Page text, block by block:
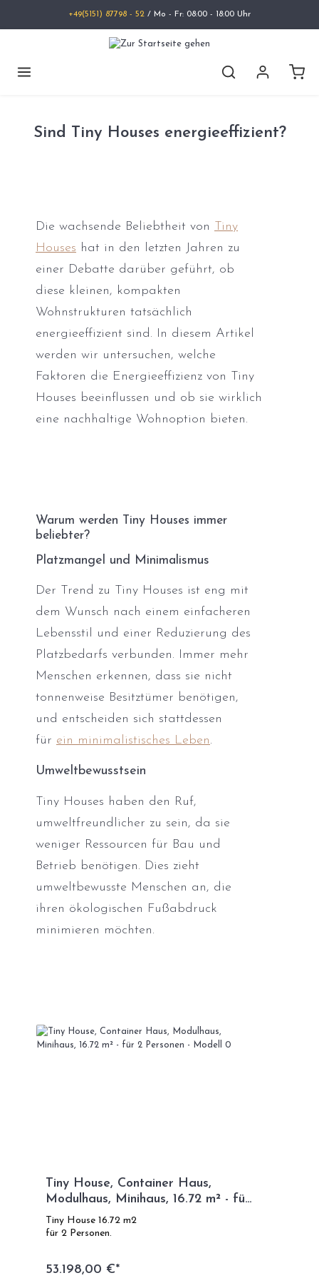
+49(5151) 87798 - 52 / Mo - Fr: 08:00 - 18:00 Uhr
Sind Tiny Houses energieeffizient?
Die wachsende Beliebtheit von Tiny
Houses hat in den letzten Jahren zu
einer Debatte darüber geführt, ob
diese kleinen, kompakten
Wohnstrukturen tatsächlich
energieeffizient sind. In diesem Artikel
werden wir untersuchen, welche
Faktoren die Energieeffizienz von Tiny
Houses beeinflussen und ob sie wirklich
eine nachhaltige Wohnoption bieten.
Warum werden Tiny Houses immer
beliebter?
Platzmangel und Minimalismus
Der Trend zu Tiny Houses ist eng mit
dem Wunsch nach einem einfacheren
Lebensstil und einer Reduzierung des
Platzbedarfs verbunden. Immer mehr
Menschen erkennen, dass sie nicht
tonnenweise Besitztümer benötigen,
und entscheiden sich stattdessen
für ein minimalistisches Leben.
Umweltbewusstsein
Tiny Houses haben den Ruf,
umweltfreundlicher zu sein, da sie
weniger Ressourcen für Bau und
Betrieb benötigen. Dies zieht
umweltbewusste Menschen an, die
ihren ökologischen Fußabdruck
minimieren möchten.
Tiny House, Container Haus,
Modulhaus, Minihaus, 16.72 m² - für
2 Personen - Modell 0
Tiny House 16.72 m2
für 2 Personen.
53.198,00 €*